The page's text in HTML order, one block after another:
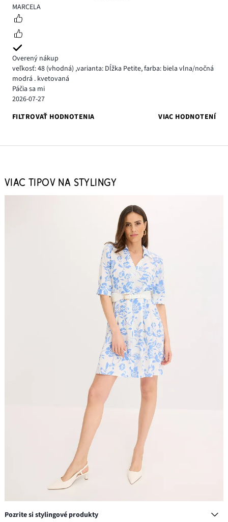
5
MARCELA
Overený nákup
veľkosť: 48 (vhodná) ,varianta: Dĺžka Petite,farba: biela vlna/nočná
modrá . kvetovaná
Páčia sa mi
2026-07-27
FILTROVAŤ HODNOTENIA
VIAC HODNOTENÍ
VIAC TIPOV NA STYLINGY
Pozrite si stylingové produkty